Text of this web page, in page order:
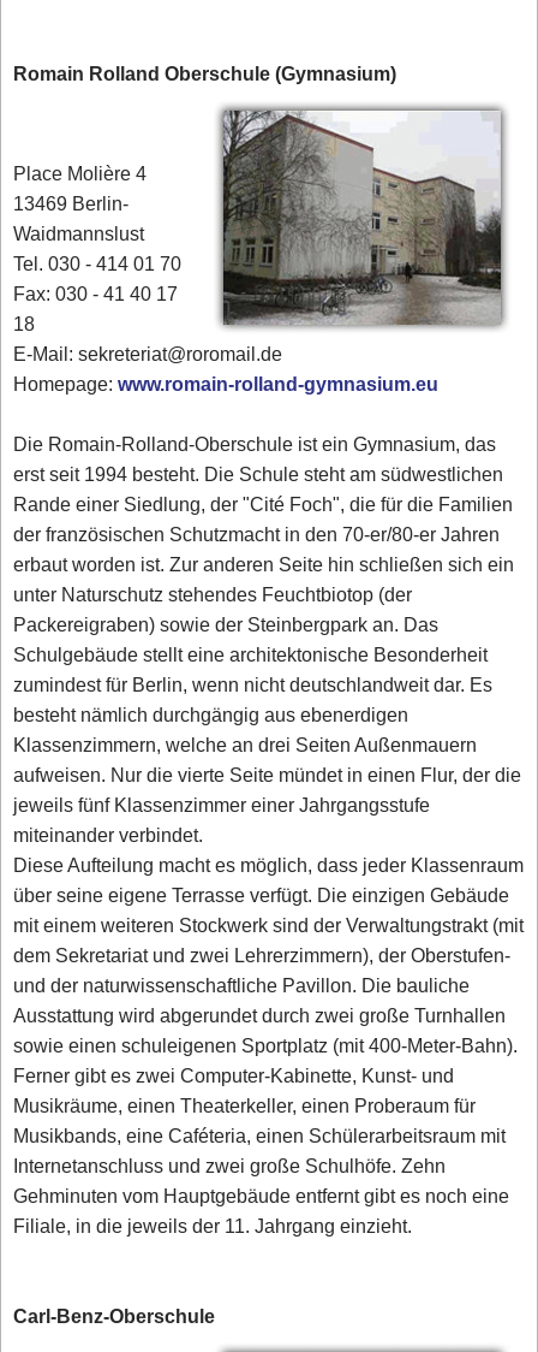
Romain Rolland Oberschule (Gymnasium)
Place Molière 4
13469 Berlin-
Waidmannslust
Tel. 030 - 414 01 70
Fax: 030 - 41 40 17
18
E-Mail: sekreteriat@roromail.de
Homepage:www.romain-rolland-gymnasium.eu
Die Romain-Rolland-Oberschule ist ein Gymnasium, das
erst seit 1994 besteht. Die Schule steht am südwestlichen
Rande einer Siedlung, der "Cité Foch", die für die Familien
der französischen Schutzmacht in den 70-er/80-er Jahren
erbaut worden ist. Zur anderen Seite hin schließen sich ein
unter Naturschutz stehendes Feuchtbiotop (der
Packereigraben) sowie der Steinbergpark an. Das
Schulgebäude stellt eine architektonische Besonderheit
zumindest für Berlin, wenn nicht deutschlandweit dar. Es
besteht nämlich durchgängig aus ebenerdigen
Klassenzimmern, welche an drei Seiten Außenmauern
aufweisen. Nur die vierte Seite mündet in einen Flur, der die
jeweils fünf Klassenzimmer einer Jahrgangsstufe
miteinander verbindet.
Diese Aufteilung macht es möglich, dass jeder Klassenraum
über seine eigene Terrasse verfügt. Die einzigen Gebäude
mit einem weiteren Stockwerk sind der Verwaltungstrakt (mit
dem Sekretariat und zwei Lehrerzimmern), der Oberstufen-
und der naturwissenschaftliche Pavillon. Die bauliche
Ausstattung wird abgerundet durch zwei große Turnhallen
sowie einen schuleigenen Sportplatz (mit 400-Meter-Bahn).
Ferner gibt es zwei Computer-Kabinette, Kunst- und
Musikräume, einen Theaterkeller, einen Proberaum für
Musikbands, eine Caféteria, einen Schülerarbeitsraum mit
Internetanschluss und zwei große Schulhöfe. Zehn
Gehminuten vom Hauptgebäude entfernt gibt es noch eine
Filiale, in die jeweils der 11. Jahrgang einzieht.
Carl-Benz-Oberschule